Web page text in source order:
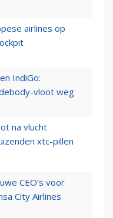
airlines op
IndiGo:
vloot weg
na vlucht
xtc-pillen
CEO’s voor
City Airlines